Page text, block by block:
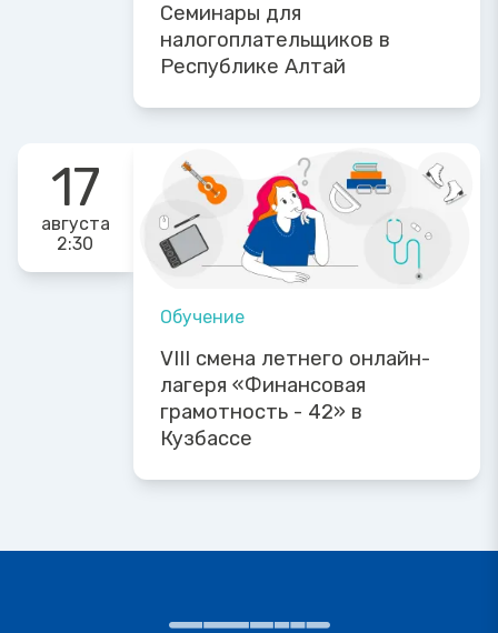
Семинары для
налогоплательщиков в
Республике Алтай
17
августа
2:30
Обучение
VIII смена летнего онлайн-
лагеря «Финансовая
грамотность - 42» в
Кузбассе